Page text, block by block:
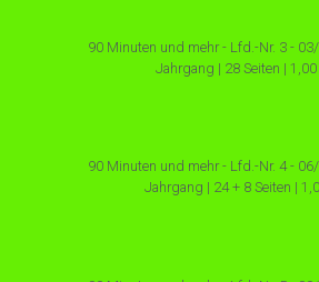
90 Minuten und mehr - Lfd.-Nr. 3 - 03/
Jahrgang | 28 Seiten |
90 Minuten und mehr - Lfd.-Nr. 4 -
Jahrgang | 24 + 8 Seiten |